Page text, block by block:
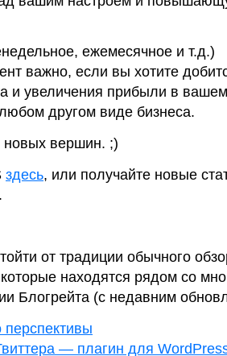
ежемесячное и т.д.)
важно, если вы хотите
и увеличения прибыли в
другом виде бизнеса.
вершин. ;)
здесь, или получайте новые
от традиции обычного
находятся рядом со
Блогрейта (с недавним
— плагин для